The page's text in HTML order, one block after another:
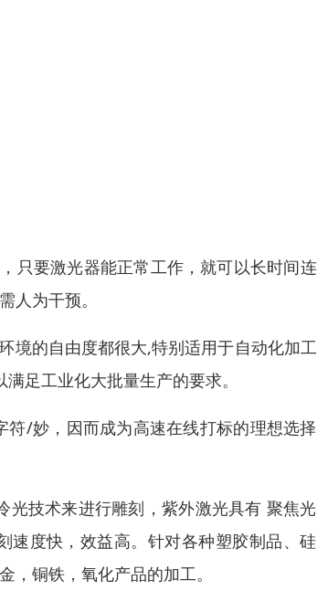
只要激光器能正常工作，就可以长时间
人为干预。
境的自由度都很大,特别适用于自动化加
足工业化大批量生产的要求。
/妙，因而成为高速在线打标的理想选
技术来进行雕刻，紫‌‌外激光具有 聚焦
速度快，效益高。针对各种塑胶制品、
铜铁，氧化产品的加工。